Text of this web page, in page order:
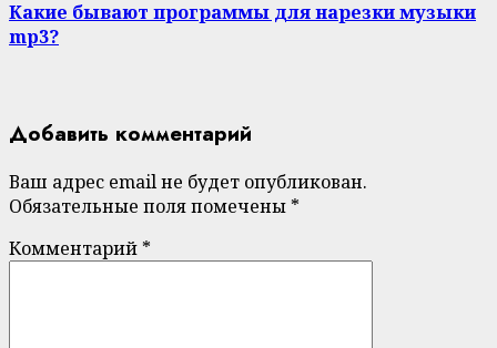
Какие бывают программы для нарезки музыки
mp3?
Добавить комментарий
Ваш адрес email не будет опубликован.
Обязательные поля помечены *
Комментарий *